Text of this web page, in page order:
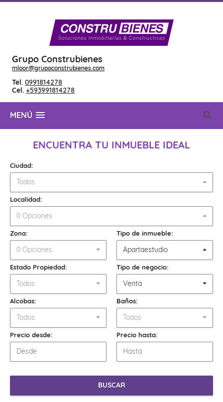
Grupo Construbienes
mloor@grupoconstrubienes.com
Tel. 0991814278
Cel. +593991814278
MENÚ
ENCUENTRA TU INMUEBLE IDEAL
Ciudad:
Todos
Localidad:
0 Opciones
Zona:
0 Opciones
Tipo de inmueble:
Apartaestudio
Estado Propiedad:
Todos
Tipo de negocio:
Venta
Alcobas:
Todos
Baños:
Todos
Precio desde: Precio hasta:
BUSCAR